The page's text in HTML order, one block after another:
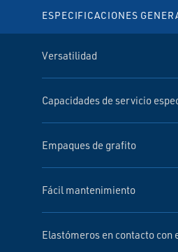
ESPECIFICACIONES
Versatilidad
Capacidades de servicio
Empaques de grafito
Fácil mantenimiento
Elastómeros en contacto con